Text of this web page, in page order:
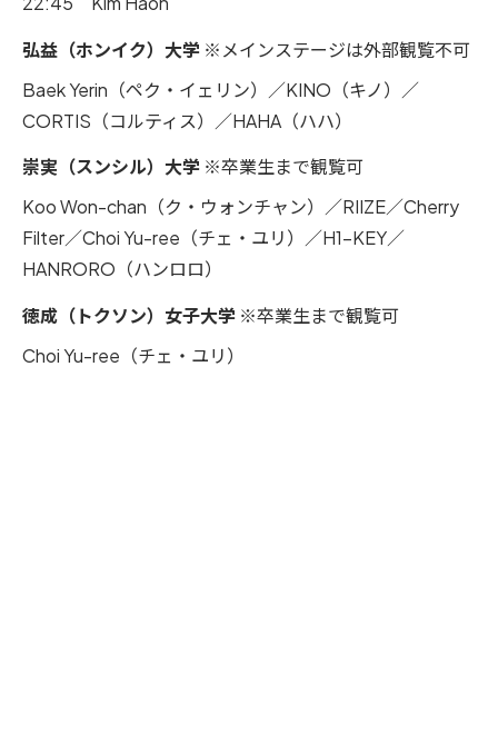
弘益（ホンイク）大学 ※メインステージは外部観覧不可
Baek Yerin（ペク・イェリン）／KINO（キノ）／
CORTIS（コルティス）／HAHA（ハハ）
崇実（スンシル）大学 ※卒業生まで観覧可
Koo Won-chan（ク・ウォンチャン）／RIIZE／Cherry
Filter／Choi Yu-ree（チェ・ユリ）／H1-KEY／
HANRORO（ハンロロ）
徳成（トクソン）女子大学 ※卒業生まで観覧可
Choi Yu-ree（チェ・ユリ）